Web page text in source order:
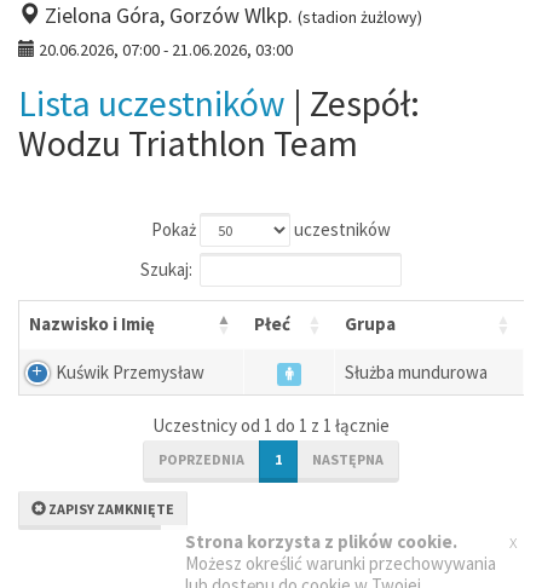
Zielona Góra, Gorzów Wlkp. (stadion żużlowy)
20.06.2026, 07:00 - 21.06.2026, 03:00
Lista uczestników | Zespół:
Wodzu Triathlon Team
Pokaż
uczestników
Szukaj:
Nazwisko i Imię Płeć Grupa
Kuświk Przemysław Służba mundurowa
Uczestnicy od 1 do 1 z 1 łącznie
POPRZEDNIA 1 NASTĘPNA
ZAPISY ZAMKNIĘTE
Strona korzysta z plików cookie.
Możesz określić warunki przechowywania
x